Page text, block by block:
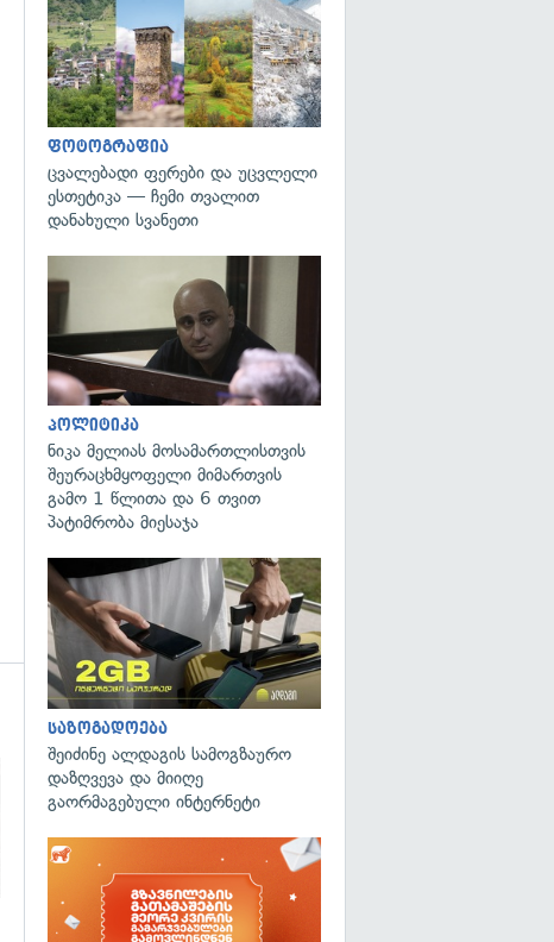
გადახედვა
ფოტოგრაფია
ცვალებადი ფერები და უცვლელი
ესთეტიკა — ჩემი თვალით
დანახული სვანეთი
პოლიტიკა
ნიკა მელიას მოსამართლისთვის
შეურაცხმყოფელი მიმართვის
გამო 1 წლითა და 6 თვით
პატიმრობა მიესაჯა
საზოგადოება
შეიძინე ალდაგის სამოგზაურო
დაზღვევა და მიიღე
გაორმაგებული ინტერნეტი